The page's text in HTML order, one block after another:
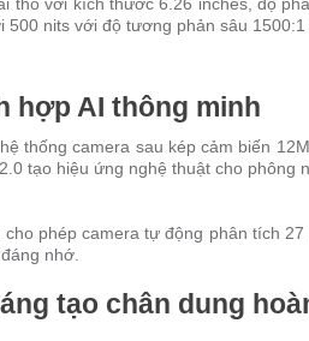
thỏ với kích thước 6.26 inches, độ
500 nits với độ tương phản sâu
hợp AI thông minh
thống camera sau kép cảm biến
tạo hiệu ứng nghệ thuật cho
phép camera tự động phân tích
nhớ.
tạo chân dung